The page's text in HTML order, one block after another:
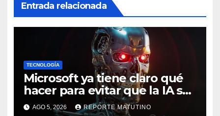
Entrada relacionada
TECNOLOGÍA
Microsoft ya tiene claro qué
hacer para evitar que la IA se
salga de control
AGO 5, 2026 REPORTE MATUTINO